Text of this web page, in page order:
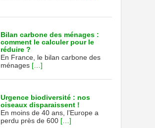
Bilan carbone des ménages :
comment le calculer pour le
réduire ?
En France, le bilan carbone des
ménages […]
Urgence biodiversité : nos
oiseaux disparaissent !
En moins de 40 ans, l’Europe a
perdu près de 600 […]